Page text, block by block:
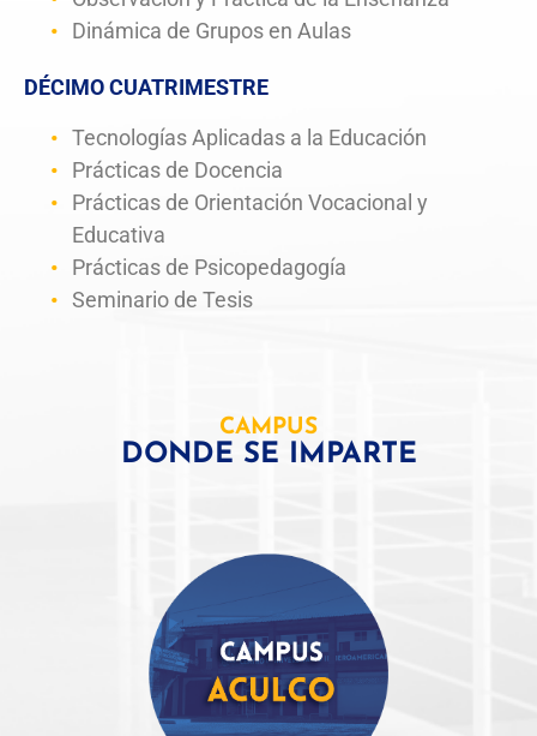
Dinámica de Grupos en Aulas
DÉCIMO CUATRIMESTRE
Tecnologías Aplicadas a la Educación
Prácticas de Docencia
Prácticas de Orientación Vocacional y
Educativa
Prácticas de Psicopedagogía
Seminario de Tesis
CAMPUS
DONDE SE IMPARTE